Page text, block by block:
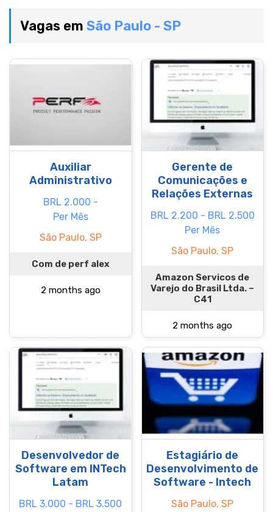
Vagas em São Paulo - SP
Auxiliar
Administrativo
BRL 2.000 -
Per Mês
São Paulo, SP
Com de perf alex
2 months ago
Gerente de
Comunicações e
Relações Externas
BRL 2.200 - BRL 2.500
Per Mês
São Paulo, SP
Amazon Servicos de
Varejo do Brasil Ltda. –
C41
2 months ago
Desenvolvedor de
Software em INTech
Latam
BRL 3.000 - BRL 3.500
Estagiário de
Desenvolvimento de
Software - Intech
São Paulo, SP